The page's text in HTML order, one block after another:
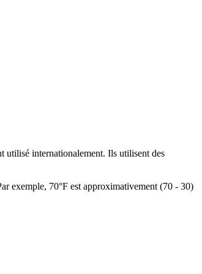
utilisé internationalement. Ils utilisent des
exemple, 70°F est approximativement (70 - 30)